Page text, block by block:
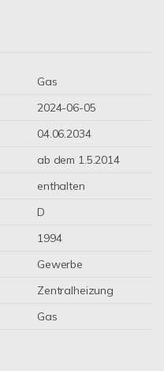
Gas
2024-06-05
04.06.2034
ab dem 1.5.2014
enthalten
D
1994
Gewerbe
Zentralheizung
Gas